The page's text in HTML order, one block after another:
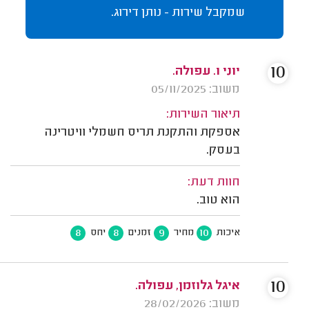
שמקבל שירות - נותן דירוג.
יוני ו. עפולה.
משוב: 05/11/2025
תיאור השירות:
אספקת והתקנת תריס חשמלי וויטרינה
בעסק.
חוות דעת:
הוא טוב.
איכות 10 מחיר 9 זמנים 8 יחס 8
10
איגל גלוזמן, עפולה.
משוב: 28/02/2026
10